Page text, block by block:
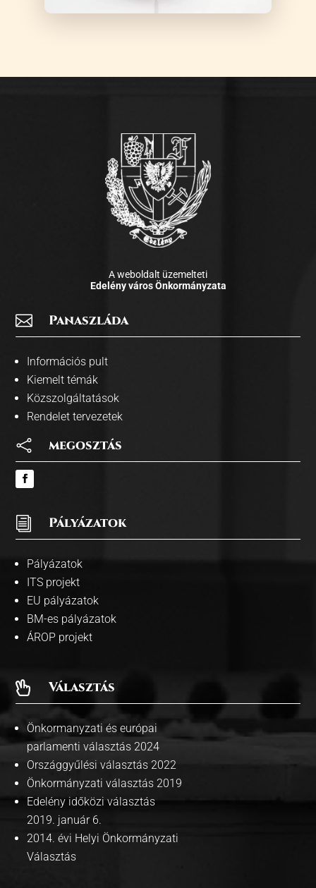
A weboldalt üzemelteti
Edelény város Önkormányzata
 Panaszláda
Információs pult
Kiemelt témák
Közszolgáltatások
Rendelet tervezetek
 megosztás
i Pályázatok
Pályázatok
ITS projekt
EU pályázatok
BM-es pályázatok
ÁROP projekt
 Választás
Önkormanyzati és európai
parlamenti választás 2024
Országgyűlési választás 2022
Önkormányzati választás 2019
Edelény időközi választás
2019. január 6.
2014. évi Helyi Önkormányzati
Választás